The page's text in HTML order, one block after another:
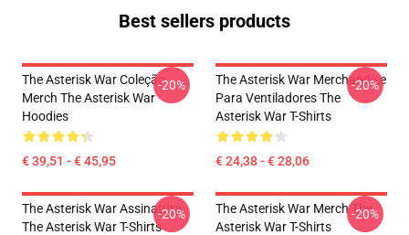
Best sellers products
The Asterisk War Coleção
Merch The Asterisk War
Hoodies
€ 39,51 - € 45,95
-20%
The Asterisk War Merchandise
Para Ventiladores The
Asterisk War T-Shirts
€ 24,38 - € 28,06
-20%
The Asterisk War Assinatura
The Asterisk War T-Shirts
-20%
The Asterisk War Merch The
Asterisk War T-Shirts
-20%